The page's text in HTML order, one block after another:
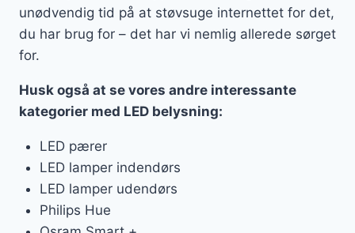
unødvendig tid på at støvsuge internettet for det,
du har brug for – det har vi nemlig allerede sørget
for.
Husk også at se vores andre interessante
kategorier med LED belysning:
LED pærer
LED lamper indendørs
LED lamper udendørs
Philips Hue